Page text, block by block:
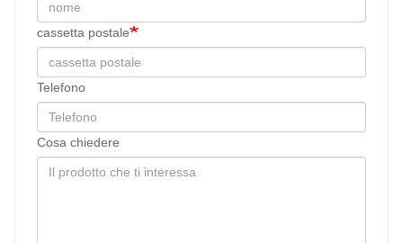
cassetta postale
Telefono
Cosa chiedere